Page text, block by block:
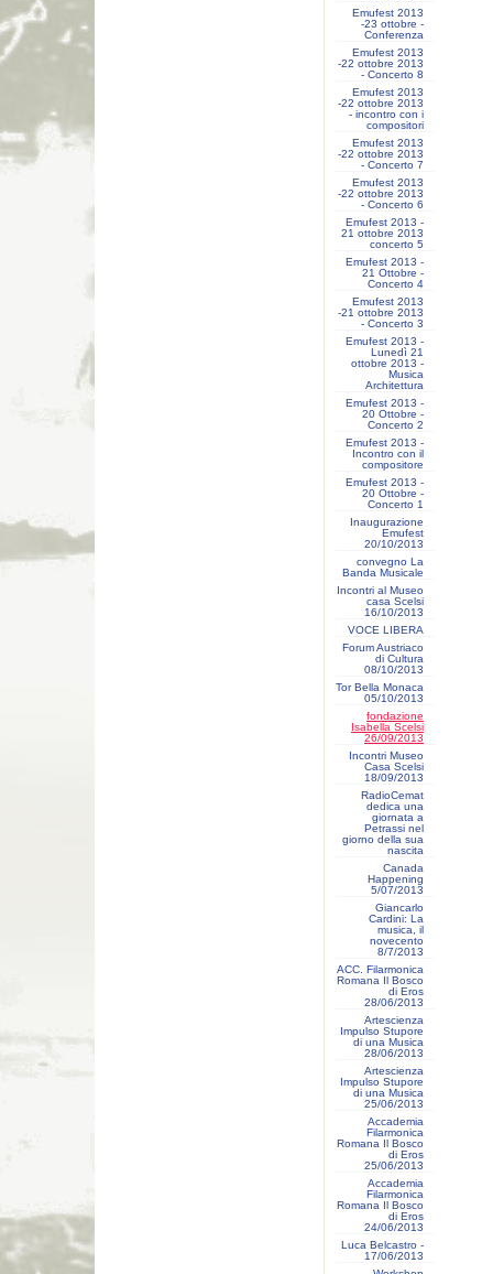
Emufest 2013
-23 ottobre -
Conferenza
Emufest 2013
-22 ottobre 2013
- Concerto 8
Emufest 2013
-22 ottobre 2013
- incontro con i
compositori
Emufest 2013
-22 ottobre 2013
- Concerto 7
Emufest 2013
-22 ottobre 2013
- Concerto 6
Emufest 2013 -
21 ottobre 2013
concerto 5
Emufest 2013 -
21 Ottobre -
Concerto 4
Emufest 2013
-21 ottobre 2013
- Concerto 3
Emufest 2013 -
Lunedì 21
ottobre 2013 -
Musica
Architettura
Emufest 2013 -
20 Ottobre -
Concerto 2
Emufest 2013 -
Incontro con il
compositore
Emufest 2013 -
20 Ottobre -
Concerto 1
Inaugurazione
Emufest
20/10/2013
convegno La
Banda Musicale
Incontri al Museo
casa Scelsi
16/10/2013
VOCE LIBERA
Forum Austriaco
di Cultura
08/10/2013
Tor Bella Monaca
05/10/2013
fondazione
Isabella Scelsi
26/09/2013
Incontri Museo
Casa Scelsi
18/09/2013
RadioCemat
dedica una
giornata a
Petrassi nel
giorno della sua
nascita
Canada
Happening
5/07/2013
Giancarlo
Cardini: La
musica, il
novecento
8/7/2013
ACC. Filarmonica
Romana Il Bosco
di Eros
28/06/2013
Artescienza
Impulso Stupore
di una Musica
28/06/2013
Artescienza
Impulso Stupore
di una Musica
25/06/2013
Accademia
Filarmonica
Romana Il Bosco
di Eros
25/06/2013
Accademia
Filarmonica
Romana Il Bosco
di Eros
24/06/2013
Luca Belcastro -
17/06/2013